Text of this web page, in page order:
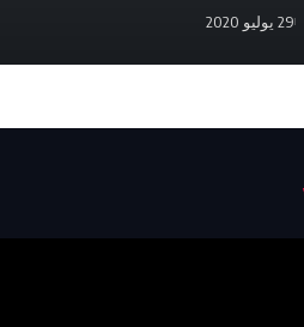
29 يوليو 2020